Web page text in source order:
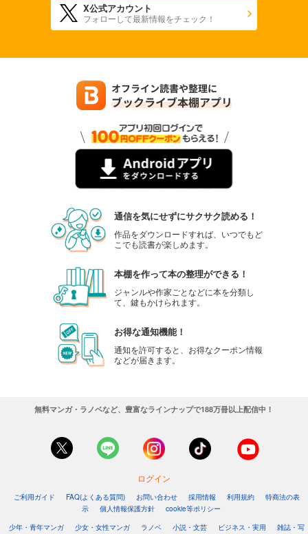
X公式アカウント
フォローして最新情報をチェック！
通信を気にせずにサクサク読める！
作品をダウンロードすれば、いつでもど
こでも読書が楽しめます。
本棚を作って本の整理ができる！
ジャンルや作家ごとなどに本を分類し
て、鍵もかけられます。
お得な通知機能！
通知を許可すると、お得なクーポン情報
などが届きます。
無料マンガ・ラノベなど、豊富なラインナップで188万冊以上配信中！
ログイン
ご利用ガイド FAQ(よくある質問) お問い合わせ 採用情報 利用規約
特商法の表
示
個人情報保護方針
cookie等ポリシー
少年・青年マンガ
少女・女性マンガ ラノベ 小説・文芸 ビジネス・実用 雑誌・写